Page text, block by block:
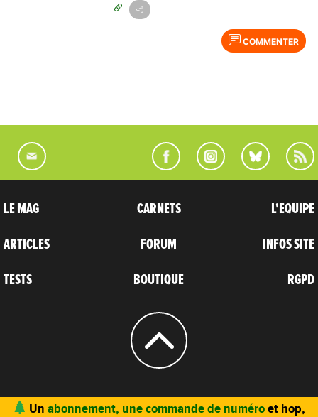
COMMENTER
LE MAG
ARTICLES
TESTS
CARNETS
FORUM
BOUTIQUE
L'EQUIPE
INFOS SITE
RGPD
© 2004 - 2026 CARNETS D’AVENTURES